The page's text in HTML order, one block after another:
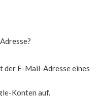
der E-Mail-Adresse eines
Konten auf.